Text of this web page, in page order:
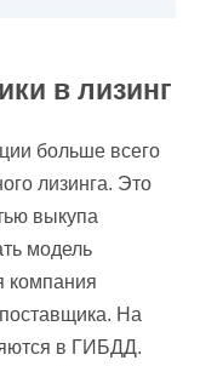
в лизинг
больше всего
лизинга. Это
выкупа
модель
компания
На
в ГИБДД.